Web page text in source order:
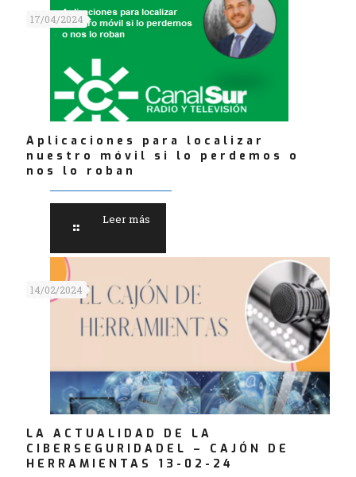
17/04/2024
Aplicaciones para localizar
nuestro móvil si lo perdemos o
nos lo roban
Leer más
14/02/2024
LA ACTUALIDAD DE LA
CIBERSEGURIDADEL – CAJÓN DE
HERRAMIENTAS 13-02-24